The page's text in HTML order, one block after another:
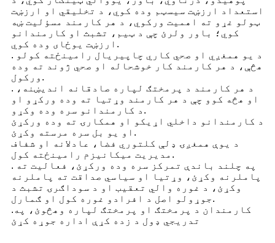
استعداد ارزښت سیسټم وده کوي، د تخلیقي او ارزښت
ټولو غړو ته اهمیت ورکوي، د هر کارمند مسؤلیت ښه
کوي؛ باور ولرئ چې د ټیم، تشبث او کارمندانو
ارزښت یوځای وده کوي.
. د یو همغږي او صحي کاري چاپیریال رامینځته کولو
هڅې، د هر کارمند کار خوشحاله او صحي ژوند ته وده
ورکول.
. د هر کارمند د پرمختګ لپاره صادقانه اندیښنه،
او هڅه کوو چې د هر کارمند وړتیا ته وده ورکړو او
د کارمندانو سره وده وکړو.
د کارمندانو داخلي اړیکو او همکارۍ ته وده ورکړئ
او یو بل سره مرسته وکړئ.
د یوې همغږۍ ډلې کلتوري فضا، عادلانه او شفاف
مدیریت میکانیزم رامینځته کول.
. په چلند باندې تمرکز سره وده ورکړئ، فعالیت ته
پاملرنه وکړئ، وړتیا او سیاسي صداقت ته پاملرنه
وکړئ، د غوره والي تعقیب او د سوداګرۍ تشبث د
جوړولو اصل د افرادو غوره کول او ګمارل.
.کارمندان د پرمختګ او پرمختګ لپاره وهڅوئ، په
تدریجي ډول د زده کړې اداره جوړه کړئ